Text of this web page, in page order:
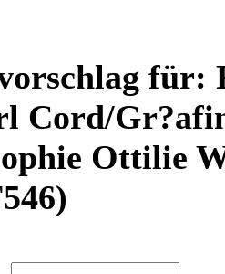
für:
Cord/
Ottilie